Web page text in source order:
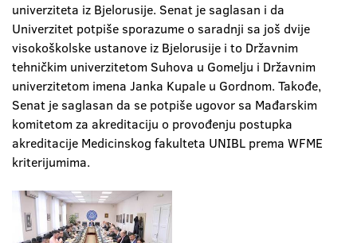
univerziteta iz Bjelorusije. Senat je saglasan i da
Univerzitet potpiše sporazume o saradnji sa još dvije
visokoškolske ustanove iz Bjelorusije i to Državnim
tehničkim univerzitetom Suhova u Gomelju i Državnim
univerzitetom imena Janka Kupale u Gordnom. Takođe,
Senat je saglasan da se potpiše ugovor sa Mađarskim
komitetom za akreditaciju o provođenju postupka
akreditacije Medicinskog fakulteta UNIBL prema WFME
kriterijumima.